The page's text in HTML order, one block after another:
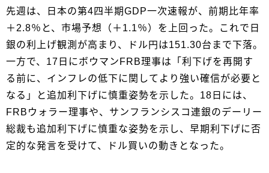
先週は、日本の第4四半期GDP一次速報が、前期比年率
＋2.8％と、市場予想（＋1.1％）を上回った。これで日
銀の利上げ観測が高まり、ドル円は151.30台まで下落。
一方で、17日にボウマンFRB理事は「利下げを再開す
る前に、インフレの低下に関してより強い確信が必要と
なる」と追加利下げに慎重姿勢を示した。18日には、
FRBウォラー理事や、サンフランシスコ連銀のデーリー
総裁も追加利下げに慎重な姿勢を示し、早期利下げに否
定的な発言を受けて、ドル買いの動きとなった。